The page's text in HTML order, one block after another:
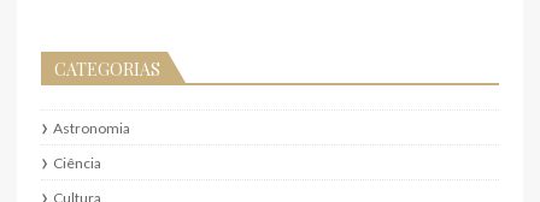
CATEGORIAS
Astronomia
Ciência
Cultura